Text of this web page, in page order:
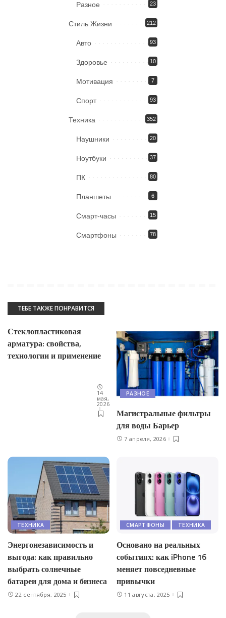
Разное 23
Стиль Жизни 212
Авто 93
Здоровье 10
Мотивация 7
Спорт 93
Техника 352
Наушники 20
Ноутбуки 37
ПК 80
Планшеты 6
Смарт-часы 15
Смартфоны 78
ТЕБЕ ТАКЖЕ ПОНРАВИТСЯ
Стеклопластиковая
арматура: свойства,
технологии и применение
14
мая,
2026
РАЗНОЕ
Магистральные фильтры
для воды Барьер
7 апреля, 2026
ТЕХНИКА
Энергонезависимость и
выгода: как правильно
выбрать солнечные
батареи для дома и бизнеса
22 сентября, 2025
СМАРТФОНЫ ТЕХНИКА
Основано на реальных
событиях: как iPhone 16
меняет повседневные
привычки
11 августа, 2025